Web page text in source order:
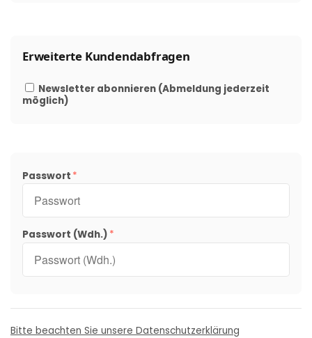
Erweiterte Kundendabfragen
Newsletter abonnieren (Abmeldung jederzeit
möglich)
Passwort
Passwort (Wdh.)
Bitte beachten Sie unsere Datenschutzerklärung